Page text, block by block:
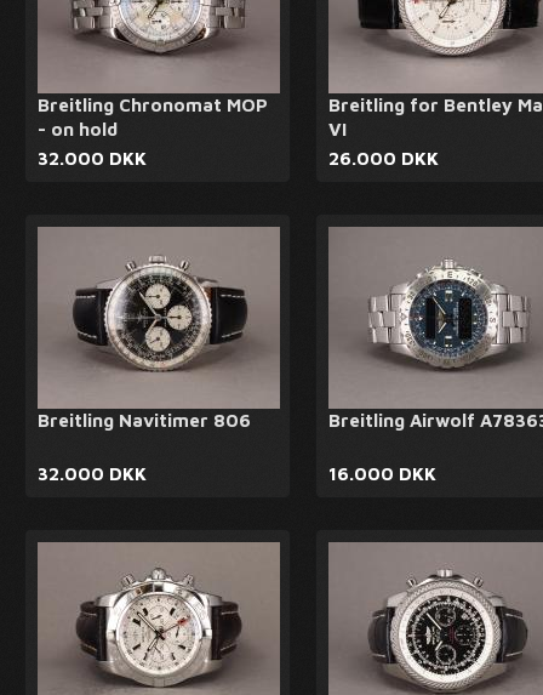
Breitling Chronomat MOP
- on hold
32.000 DKK
Breitling for Bentley
VI
26.000 DKK
Breitling Navitimer 806
32.000 DKK
Breitling Airwolf
16.000 DKK